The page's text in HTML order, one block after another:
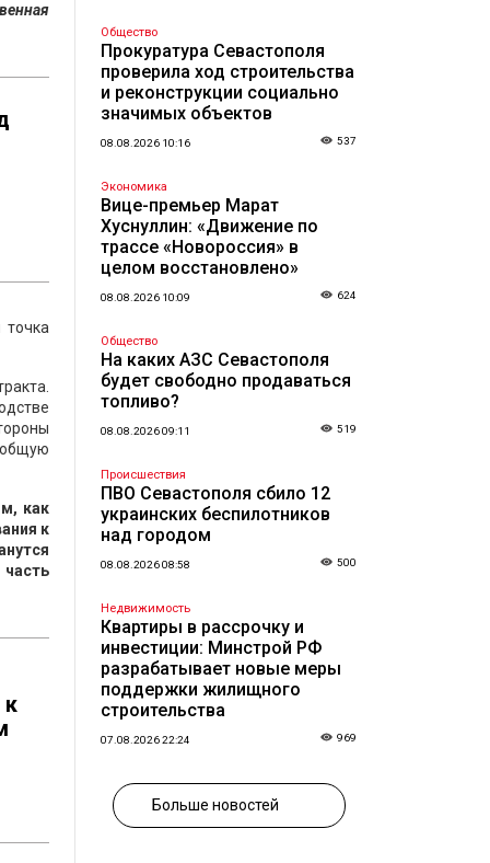
как
к
к
Общество
Прокуратура Севастополя
проверила ход строительства
и реконструкции социально
значимых объектов
08.08.2026 10:16 537
Экономика
Вице-премьер Марат
Хуснуллин: «Движение по
трассе «Новороссия» в
целом восстановлено»
08.08.2026 10:09 624
Общество
На каких АЗС Севастополя
будет свободно продаваться
топливо?
08.08.2026 09:11 519
Происшествия
ПВО Севастополя сбило 12
украинских беспилотников
над городом
08.08.2026 08:58 500
Недвижимость
Квартиры в рассрочку и
инвестиции: Минстрой РФ
разрабатывает новые меры
поддержки жилищного
строительства
07.08.2026 22:24 969
Больше новостей